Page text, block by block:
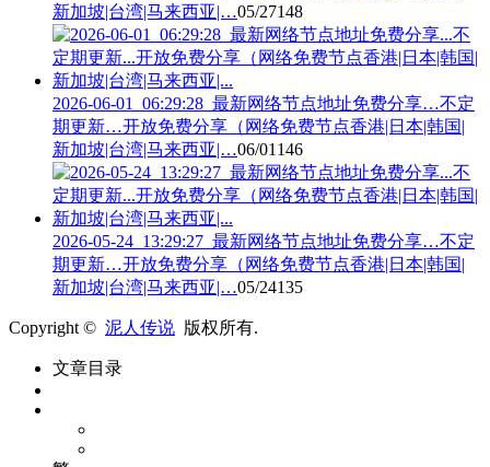
新加坡|台湾|马来西亚|…05/27148
2026-06-01_06:29:28_最新网络节点地址免费分享…不定
期更新…开放免费分享（网络免费节点香港|日本|韩国|
新加坡|台湾|马来西亚|…06/01 146
2026-05-24_13:29:27_最新网络节点地址免费分享…不定
期更新…开放免费分享（网络免费节点香港|日本|韩国|
新加坡|台湾|马来西亚|…05/24135
Copyright © 泥人传说 版权所有.
文章目录